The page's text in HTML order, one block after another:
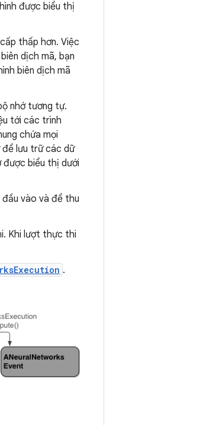
được biểu thị
thấp hơn. Việc
dịch mã, bạn
biên dịch mã
nhớ tương tự.
tới các trình
chứa mọi
để lưu trữ các dữ
được biểu thị dưới
vào và để thu
Khi lượt thực thi
.